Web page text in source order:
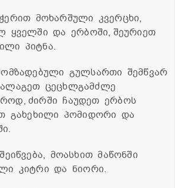
მოხარშული კვერცხი,
ყველში და ერბოში, შეურიეთ
პიტნა.
გულსართი შემწვარ
ცეცხლგამძლე
ძირში ჩაუდეთ ერბოს
გახეხილი პომიდორი და
მოასხით მაწონში
კიტრი და ნიორი.